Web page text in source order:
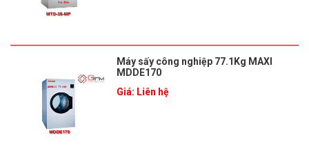
Máy sấy công nghiệp 77.1Kg MAXI
MDDE170
Giá: Liên hệ